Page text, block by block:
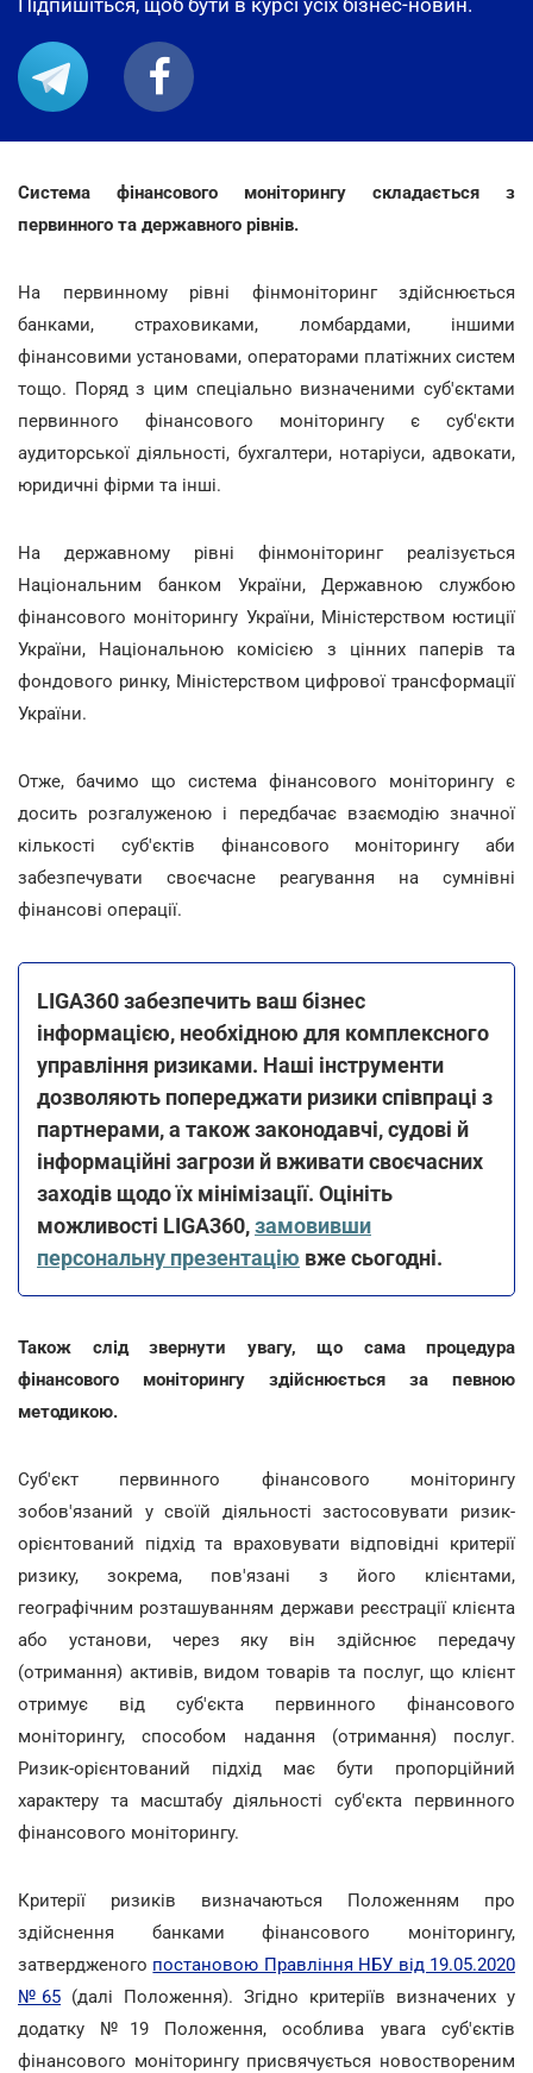
Підпишіться, щоб бути в курсі усіх бізнес-новин.
Система фінансового моніторингу складається з
первинного та державного рівнів.
На первинному рівні фінмоніторинг здійснюється
банками, страховиками, ломбардами, іншими
фінансовими установами, операторами платіжних систем
тощо. Поряд з цим спеціально визначеними суб'єктами
первинного фінансового моніторингу є суб'єкти
аудиторської діяльності, бухгалтери, нотаріуси, адвокати,
юридичні фірми та інші.
На державному рівні фінмоніторинг реалізується
Національним банком України, Державною службою
фінансового моніторингу України, Міністерством юстиції
України, Національною комісією з цінних паперів та
фондового ринку, Міністерством цифрової трансформації
України.
Отже, бачимо що система фінансового моніторингу є
досить розгалуженою і передбачає взаємодію значної
кількості суб'єктів фінансового моніторингу аби
забезпечувати своєчасне реагування на сумнівні
фінансові операції.
LIGA360 забезпечить ваш бізнес
інформацією, необхідною для комплексного
управління ризиками. Наші інструменти
дозволяють попереджати ризики співпраці з
партнерами, а також законодавчі, судові й
інформаційні загрози й вживати своєчасних
заходів щодо їх мінімізації. Оцініть
можливості LIGA360,замовивши
персональну презентацію вже сьогодні.
Також слід звернути увагу, що сама процедура
фінансового моніторингу здійснюється за певною
методикою.
Суб'єкт первинного фінансового моніторингу
зобов'язаний у своїй діяльності застосовувати ризик-
орієнтований підхід та враховувати відповідні критерії
ризику, зокрема, пов'язані з його клієнтами,
географічним розташуванням держави реєстрації клієнта
або установи, через яку він здійснює передачу
(отримання) активів, видом товарів та послуг, що клієнт
отримує від суб'єкта первинного фінансового
моніторингу, способом надання (отримання) послуг.
Ризик-орієнтований підхід має бути пропорційний
характеру та масштабу діяльності суб'єкта первинного
фінансового моніторингу.
Критерії ризиків визначаються Положенням про
здійснення банками фінансового моніторингу,
затвердженого постановою Правління НБУ від 19.05.2020
№65 (далі Положення). Згідно критеріїв визначених у
додатку №19 Положення, особлива увага суб'єктів
фінансового моніторингу присвячується новоствореним